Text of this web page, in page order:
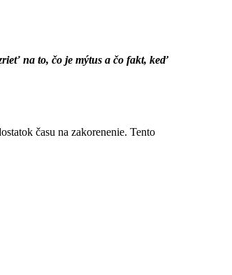
na to, čo je mýtus a čo fakt, keď
času na zakorenenie. Tento